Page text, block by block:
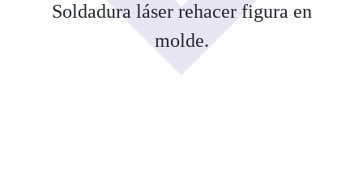
Soldadura láser rehacer figura en
molde.